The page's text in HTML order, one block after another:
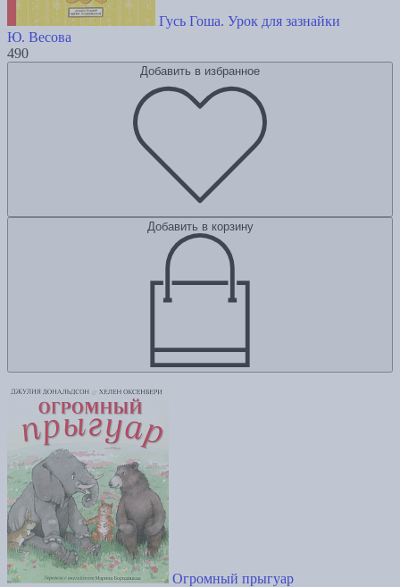
Гусь Гоша. Урок для зазнайки
Ю. Весова
490
Добавить в избранное
Добавить в корзину
Огромный прыгуар